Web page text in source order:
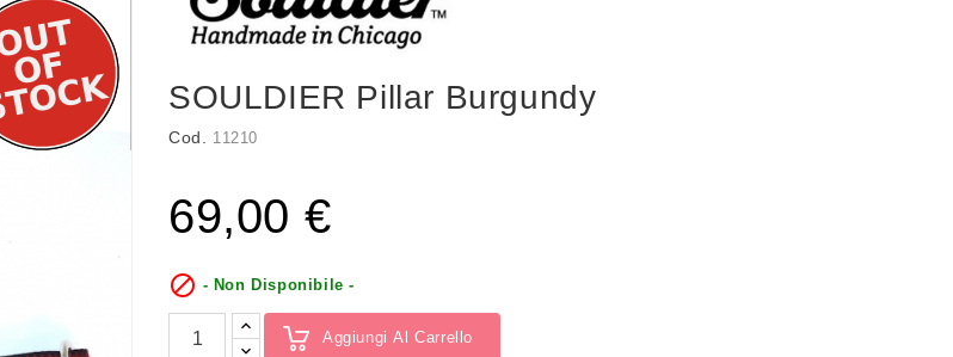
SOULDIER Pillar Burgundy
Cod. 11210
69,00 €
 - Non Disponibile -
Aggiungi Al Carrello